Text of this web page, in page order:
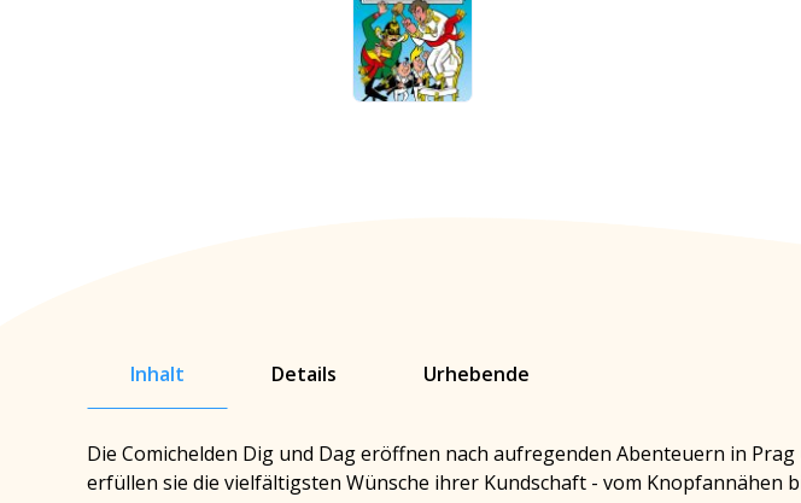
Inhalt Details Urhebende
Die Comichelden Dig und Dag eröffnen nach aufregenden Abenteuern in
erfüllen sie die vielfältigsten Wünsche ihrer Kundschaft - vom Knopfannähen